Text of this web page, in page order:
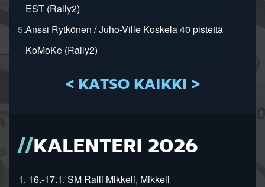
EST (Rally2)
5.Anssi Rytkönen / Juho-Ville Koskela 40 pistettä
KoMoKe (Rally2)
< KATSO KAIKKI >
KALENTERI 2026
1. 16.-17.1. SM Ralli Mikkeli, Mikkeli